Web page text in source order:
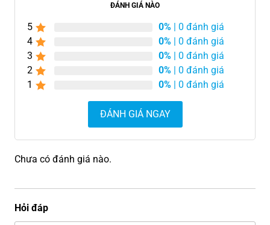
ĐÁNH GIÁ NÀO
5 0% | 0 đánh giá
4
0% | 0 đánh giá
3
0% | 0 đánh giá
2
0% | 0 đánh giá
1
0% | 0 đánh giá
ĐÁNH GIÁ NGAY
Chưa có đánh giá nào.
Hỏi đáp